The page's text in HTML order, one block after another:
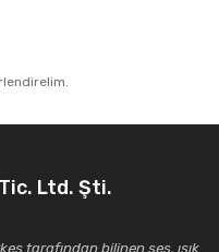
Ltd. Şti.
tarafından bilinen ses, ışık